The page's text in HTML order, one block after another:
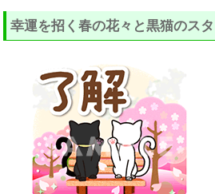
幸運を招く春の花々と黒猫のス